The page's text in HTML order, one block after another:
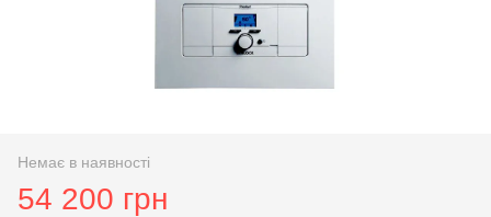
Немає в наявності
54 200 грн